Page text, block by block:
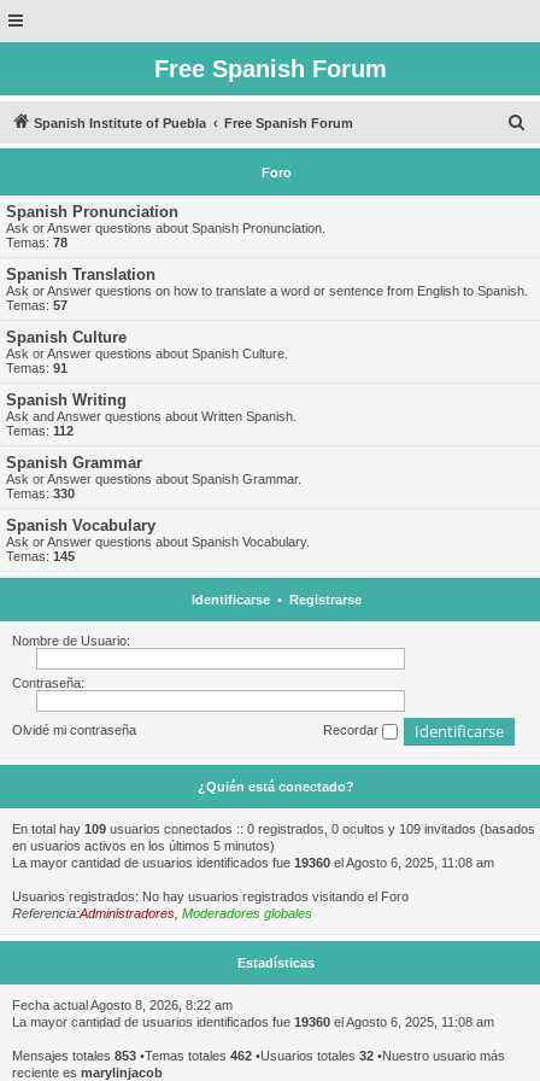
Free Spanish Forum
Spanish Institute of Puebla Free Spanish Forum
u
Foro
Spanish Pronunciation
Ask or Answer questions about Spanish Pronunciation.
Temas: 78
Spanish Translation
Ask or Answer questions on how to translate a word or sentence from English to Spanish.
Temas: 57
Spanish Culture
Ask or Answer questions about Spanish Culture.
Temas: 91
Spanish Writing
Ask and Answer questions about Written Spanish.
Temas: 112
Spanish Grammar
Ask or Answer questions about Spanish Grammar.
Temas: 330
Spanish Vocabulary
Ask or Answer questions about Spanish Vocabulary.
Temas: 145
Identificarse• Registrarse
Nombre de Usuario:
Contraseña:
Olvidé mi contraseña Recordar
¿Quién está conectado?
En total hay 109 usuarios conectados :: 0 registrados, 0 ocultos y 109 invitados (basados
en usuarios activos en los últimos 5 minutos)
La mayor cantidad de usuarios identificados fue 19360 el Agosto 6, 2025, 11:08 am
Usuarios registrados: No hay usuarios registrados visitando el Foro
Referencia:Administradores Moderadores globales
Estadísticas
Fecha actual Agosto 8, 2026, 8:22 am
La mayor cantidad de usuarios identificados fue 19360 el Agosto 6, 2025, 11:08 am
Mensajes totales 853 •Temas totales 462 •Usuarios totales 32 •Nuestro usuario más
reciente es marylinjacob